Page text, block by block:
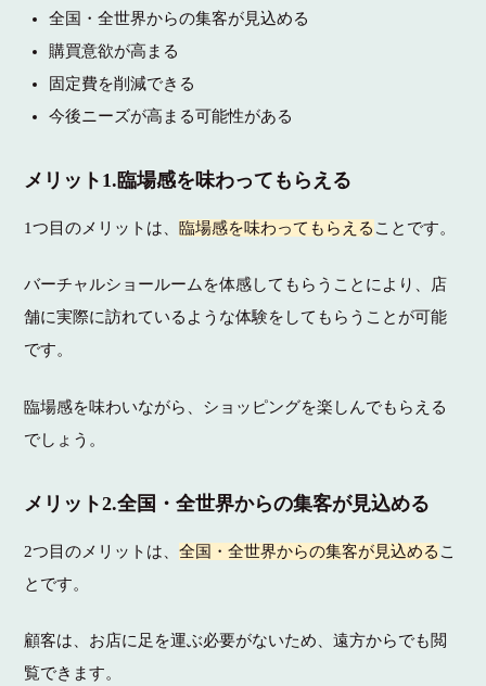
全国・全世界からの集客が見込める
購買意欲が高まる
固定費を削減できる
今後ニーズが高まる可能性がある
メリット1.臨場感を味わってもらえる
1つ目のメリットは、 臨場感を味わってもらえる ことです。
バーチャルショールームを体感してもらうことにより、店
舗に実際に訪れているような体験をしてもらうことが可能
です。
臨場感を味わいながら、ショッピングを楽しんでもらえる
でしょう。
メリット2.全国・全世界からの集客が見込める
2つ目のメリットは、全国・全世界からの集客が見込める こ
とです。
顧客は、お店に足を運ぶ必要がないため、遠方からでも閲
覧できます。